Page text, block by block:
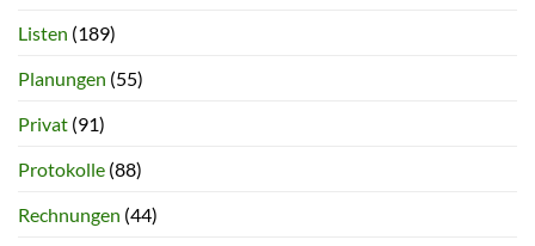
Listen (189)
Planungen (55)
Privat (91)
Protokolle (88)
Rechnungen (44)